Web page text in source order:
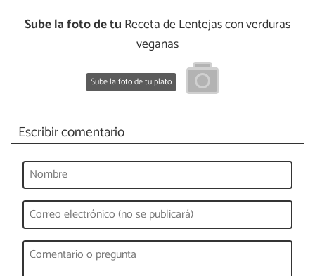
Sube la foto de tu Receta de Lentejas con verduras
veganas
Sube la foto de tu plato
Escribir comentario